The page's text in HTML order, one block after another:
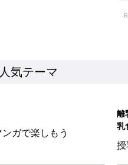
気テーマ
ガで楽しもう
離
乳